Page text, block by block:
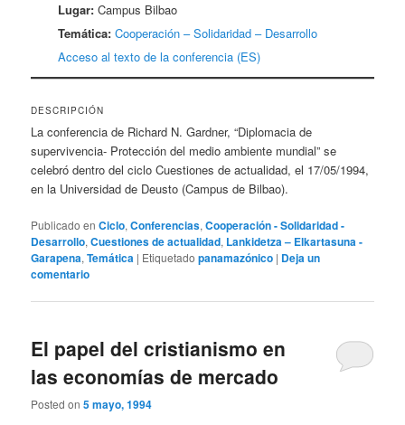
Lugar: Campus Bilbao
Temática: Cooperación – Solidaridad – Desarrollo
Acceso al texto de la conferencia (ES)
DESCRIPCIÓN
La conferencia de Richard N. Gardner, “Diplomacia de
supervivencia- Protección del medio ambiente mundial” se
celebró dentro del ciclo Cuestiones de actualidad, el 17/05/1994,
en la Universidad de Deusto (Campus de Bilbao).
Publicado en Ciclo,Conferencias,Cooperación - Solidaridad -
Desarrollo,Cuestiones de actualidad, Lankidetza – Elkartasuna -
Garapena,Temática | Etiquetado panamazónico | Deja un
comentario
El papel del cristianismo en
las economías de mercado
Posted on5 mayo, 1994